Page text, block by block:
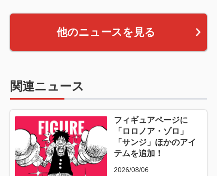
他のニュースを見る
関連ニュース
フィギュアページに
「ロロノア・ゾロ」
「サンジ」ほかのアイ
テムを追加！
2026/08/06